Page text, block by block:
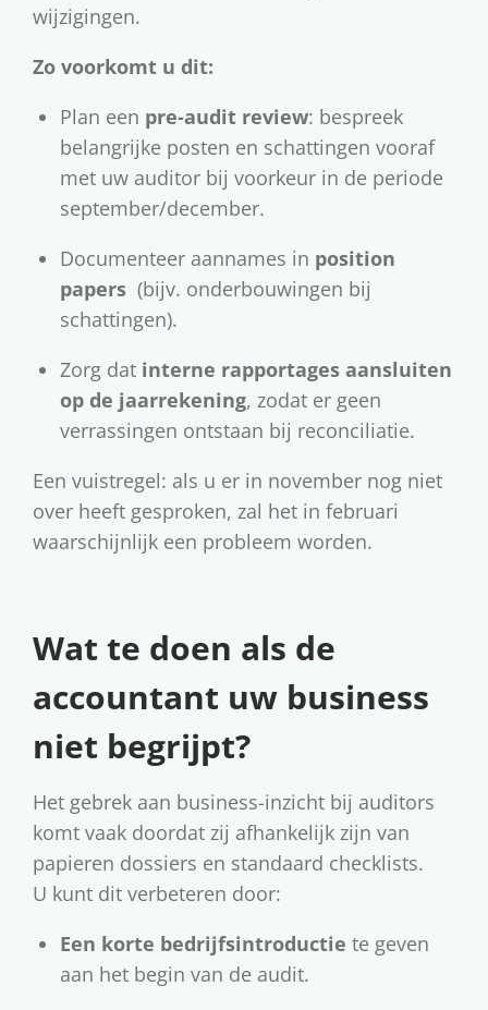
wijzigingen.
Zo voorkomt u dit:
Plan een pre-audit review: bespreek
belangrijke posten en schattingen vooraf
met uw auditor bij voorkeur in de periode
september/december.
Documenteer aannames in position
papers (bijv. onderbouwingen bij
schattingen).
Zorg dat interne rapportages aansluiten
op de jaarrekening, zodat er geen
verrassingen ontstaan bij reconciliatie.
Een vuistregel: als u er in november nog niet
over heeft gesproken, zal het in februari
waarschijnlijk een probleem worden.
Wat te doen als de
accountant uw business
niet begrijpt?
Het gebrek aan business-inzicht bij auditors
komt vaak doordat zij afhankelijk zijn van
papieren dossiers en standaard checklists.
U kunt dit verbeteren door:
Een korte bedrijfsintroductie te geven
aan het begin van de audit.